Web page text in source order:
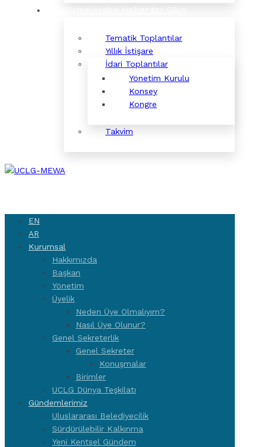
Tematik Toplantılar
Yıllık İstişare
İdari Toplantılar
Yönetim Kurulu
Konsey
Kongre
Takvim
EN
AR
Kurumsal
Hakkımızda
Başkan
Yönetim
Üyelik
Neden Üye Olmalıyım?
Nasıl Üye Olunur?
Genel Sekreterlik
Genel Sekreter
Konuşmalar
Birimler
UCLG Dünya Teşkilatı
Gündemlerimiz
Uluslararası Belediyecilik
Sürdürülebilir Kalkınma
Yeni Kentsel Gündem